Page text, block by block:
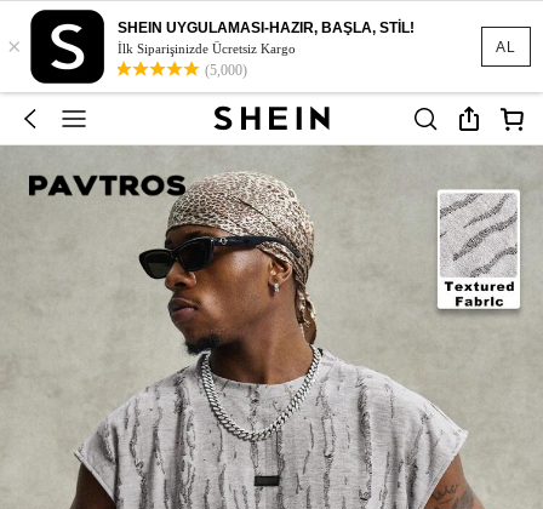
AL
×
SHEIN UYGULAMASI-HAZIR, BAŞLA, STİL!
İlk Siparişinizde Ücretsiz Kargo
(5,000)